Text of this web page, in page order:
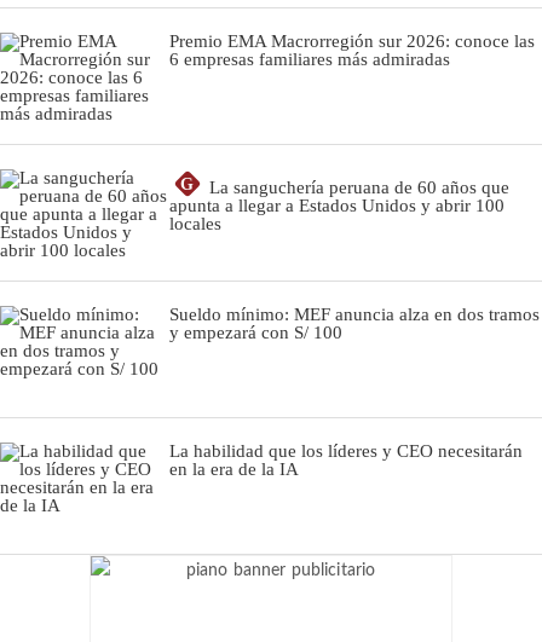
Premio EMA Macrorregión sur 2026: conoce las
6 empresas familiares más admiradas
G
La sanguchería peruana de 60 años que
apunta a llegar a Estados Unidos y abrir 100
locales
Sueldo mínimo: MEF anuncia alza en dos tramos
y empezará con S/ 100
La habilidad que los líderes y CEO necesitarán
en la era de la IA